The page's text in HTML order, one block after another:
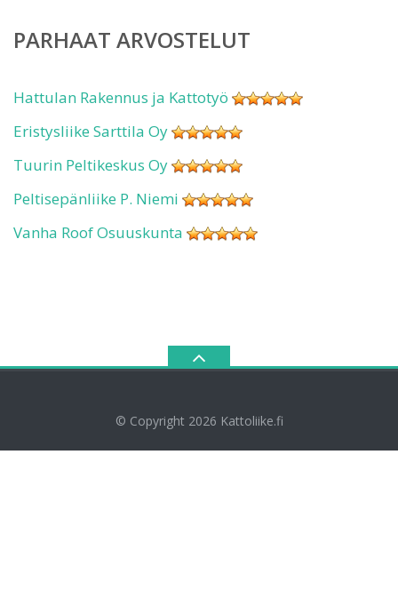
PARHAAT ARVOSTELUT
Hattulan Rakennus ja Kattotyö
Eristysliike Sarttila Oy
Tuurin Peltikeskus Oy
Peltisepänliike P. Niemi
Vanha Roof Osuuskunta
© Copyright 2026 Kattoliike.fi